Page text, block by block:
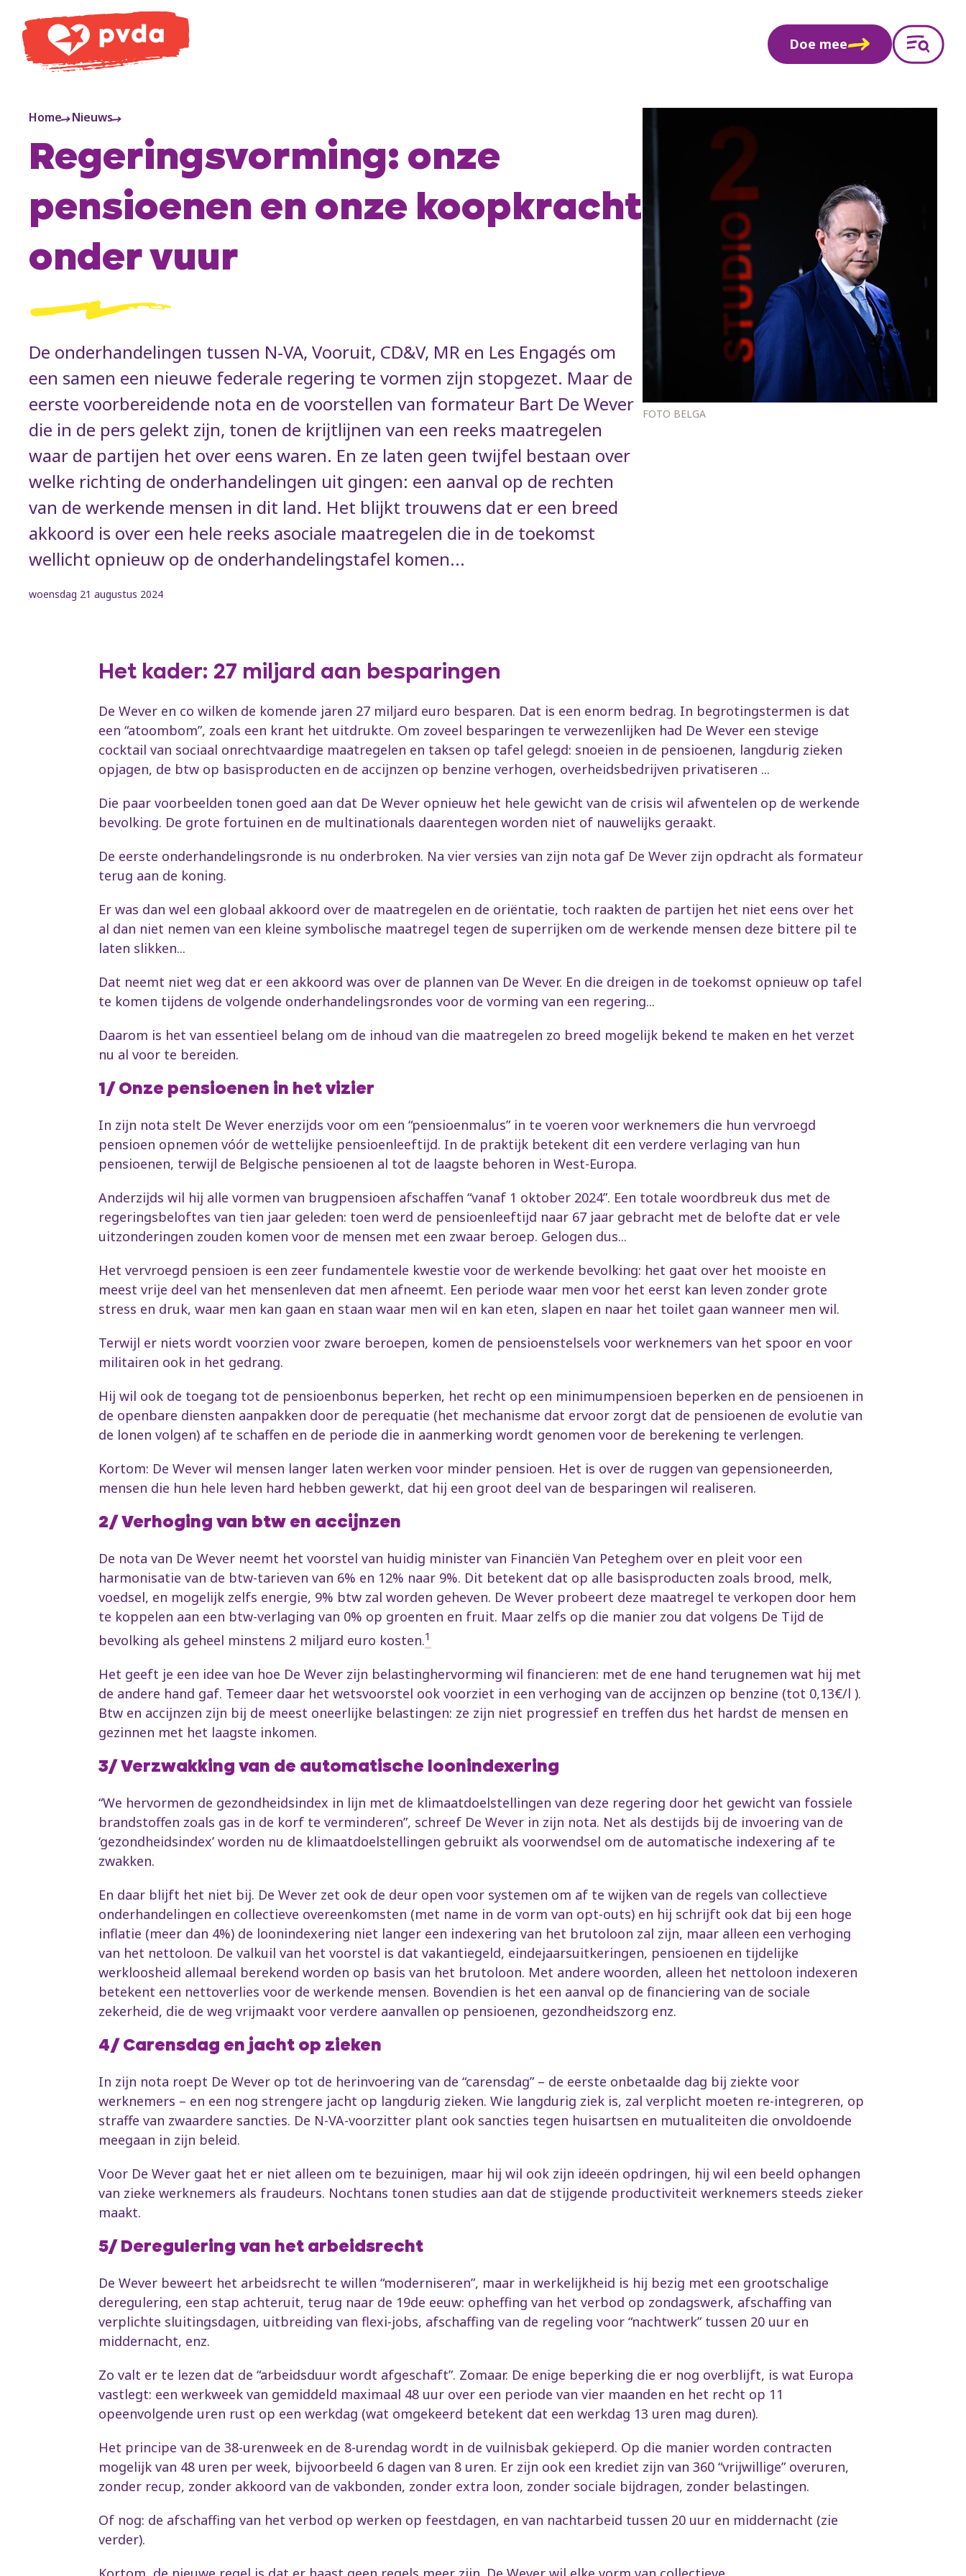
Doe mee
Home Nieuws
Regeringsvorming: onze
pensioenen en onze koopkracht
onder vuur
De onderhandelingen tussen N-VA, Vooruit, CD&V, MR en Les Engagés om
een samen een nieuwe federale regering te vormen zijn stopgezet. Maar de
eerste voorbereidende nota en de voorstellen van formateur Bart De Wever
die in de pers gelekt zijn, tonen de krijtlijnen van een reeks maatregelen
waar de partijen het over eens waren. En ze laten geen twijfel bestaan over
welke richting de onderhandelingen uit gingen: een aanval op de rechten
van de werkende mensen in dit land. Het blijkt trouwens dat er een breed
akkoord is over een hele reeks asociale maatregelen die in de toekomst
wellicht opnieuw op de onderhandelingstafel komen...
woensdag 21 augustus 2024
FOTO BELGA
Het kader: 27 miljard aan besparingen
De Wever en co wilken de komende jaren 27 miljard euro besparen. Dat is een enorm bedrag. In begrotingstermen is dat
een “atoombom”, zoals een krant het uitdrukte. Om zoveel besparingen te verwezenlijken had De Wever een stevige
cocktail van sociaal onrechtvaardige maatregelen en taksen op tafel gelegd: snoeien in de pensioenen, langdurig zieken
opjagen, de btw op basisproducten en de accijnzen op benzine verhogen, overheidsbedrijven privatiseren ...
Die paar voorbeelden tonen goed aan dat De Wever opnieuw het hele gewicht van de crisis wil afwentelen op de werkende
bevolking. De grote fortuinen en de multinationals daarentegen worden niet of nauwelijks geraakt.
De eerste onderhandelingsronde is nu onderbroken. Na vier versies van zijn nota gaf De Wever zijn opdracht als formateur
terug aan de koning.
Er was dan wel een globaal akkoord over de maatregelen en de oriëntatie, toch raakten de partijen het niet eens over het
al dan niet nemen van een kleine symbolische maatregel tegen de superrijken om de werkende mensen deze bittere pil te
laten slikken...
Dat neemt niet weg dat er een akkoord was over de plannen van De Wever. En die dreigen in de toekomst opnieuw op tafel
te komen tijdens de volgende onderhandelingsrondes voor de vorming van een regering...
Daarom is het van essentieel belang om de inhoud van die maatregelen zo breed mogelijk bekend te maken en het verzet
nu al voor te bereiden.
1/ Onze pensioenen in het vizier
In zijn nota stelt De Wever enerzijds voor om een “pensioenmalus” in te voeren voor werknemers die hun vervroegd
pensioen opnemen vóór de wettelijke pensioenleeftijd. In de praktijk betekent dit een verdere verlaging van hun
pensioenen, terwijl de Belgische pensioenen al tot de laagste behoren in West-Europa.
Anderzijds wil hij alle vormen van brugpensioen afschaffen “vanaf 1 oktober 2024”. Een totale woordbreuk dus met de
regeringsbeloftes van tien jaar geleden: toen werd de pensioenleeftijd naar 67 jaar gebracht met de belofte dat er vele
uitzonderingen zouden komen voor de mensen met een zwaar beroep. Gelogen dus...
Het vervroegd pensioen is een zeer fundamentele kwestie voor de werkende bevolking: het gaat over het mooiste en
meest vrije deel van het mensenleven dat men afneemt. Een periode waar men voor het eerst kan leven zonder grote
stress en druk, waar men kan gaan en staan waar men wil en kan eten, slapen en naar het toilet gaan wanneer men wil.
Terwijl er niets wordt voorzien voor zware beroepen, komen de pensioenstelsels voor werknemers van het spoor en voor
militairen ook in het gedrang.
Hij wil ook de toegang tot de pensioenbonus beperken, het recht op een minimumpensioen beperken en de pensioenen in
de openbare diensten aanpakken door de perequatie (het mechanisme dat ervoor zorgt dat de pensioenen de evolutie van
de lonen volgen) af te schaffen en de periode die in aanmerking wordt genomen voor de berekening te verlengen.
Kortom: De Wever wil mensen langer laten werken voor minder pensioen. Het is over de ruggen van gepensioneerden,
mensen die hun hele leven hard hebben gewerkt, dat hij een groot deel van de besparingen wil realiseren.
2/ Verhoging van btw en accijnzen
De nota van De Wever neemt het voorstel van huidig minister van Financiën Van Peteghem over en pleit voor een
harmonisatie van de btw-tarieven van 6% en 12% naar 9%. Dit betekent dat op alle basisproducten zoals brood, melk,
voedsel, en mogelijk zelfs energie, 9% btw zal worden geheven. De Wever probeert deze maatregel te verkopen door hem
te koppelen aan een btw-verlaging van 0% op groenten en fruit. Maar zelfs op die manier zou dat volgens De Tijd de
bevolking als geheel minstens 2 miljard euro kosten.1
Het geeft je een idee van hoe De Wever zijn belastinghervorming wil financieren: met de ene hand terugnemen wat hij met
de andere hand gaf. Temeer daar het wetsvoorstel ook voorziet in een verhoging van de accijnzen op benzine (tot 0,13€/l ).
Btw en accijnzen zijn bij de meest oneerlijke belastingen: ze zijn niet progressief en treffen dus het hardst de mensen en
gezinnen met het laagste inkomen.
3/ Verzwakking van de automatische loonindexering
“We hervormen de gezondheidsindex in lijn met de klimaatdoelstellingen van deze regering door het gewicht van fossiele
brandstoffen zoals gas in de korf te verminderen”, schreef De Wever in zijn nota. Net als destijds bij de invoering van de
‘gezondheidsindex’ worden nu de klimaatdoelstellingen gebruikt als voorwendsel om de automatische indexering af te
zwakken.
En daar blijft het niet bij. De Wever zet ook de deur open voor systemen om af te wijken van de regels van collectieve
onderhandelingen en collectieve overeenkomsten (met name in de vorm van opt-outs) en hij schrijft ook dat bij een hoge
inflatie (meer dan 4%) de loonindexering niet langer een indexering van het brutoloon zal zijn, maar alleen een verhoging
van het nettoloon. De valkuil van het voorstel is dat vakantiegeld, eindejaarsuitkeringen, pensioenen en tijdelijke
werkloosheid allemaal berekend worden op basis van het brutoloon. Met andere woorden, alleen het nettoloon indexeren
betekent een nettoverlies voor de werkende mensen. Bovendien is het een aanval op de financiering van de sociale
zekerheid, die de weg vrijmaakt voor verdere aanvallen op pensioenen, gezondheidszorg enz.
4/ Carensdag en jacht op zieken
In zijn nota roept De Wever op tot de herinvoering van de “carensdag” – de eerste onbetaalde dag bij ziekte voor
werknemers – en een nog strengere jacht op langdurig zieken. Wie langdurig ziek is, zal verplicht moeten re-integreren, op
straffe van zwaardere sancties. De N-VA-voorzitter plant ook sancties tegen huisartsen en mutualiteiten die onvoldoende
meegaan in zijn beleid.
Voor De Wever gaat het er niet alleen om te bezuinigen, maar hij wil ook zijn ideeën opdringen, hij wil een beeld ophangen
van zieke werknemers als fraudeurs. Nochtans tonen studies aan dat de stijgende productiviteit werknemers steeds zieker
maakt.
5/ Deregulering van het arbeidsrecht
De Wever beweert het arbeidsrecht te willen “moderniseren”, maar in werkelijkheid is hij bezig met een grootschalige
deregulering, een stap achteruit, terug naar de 19de eeuw: opheffing van het verbod op zondagswerk, afschaffing van
verplichte sluitingsdagen, uitbreiding van flexi-jobs, afschaffing van de regeling voor “nachtwerk” tussen 20 uur en
middernacht, enz.
Zo valt er te lezen dat de “arbeidsduur wordt afgeschaft”. Zomaar. De enige beperking die er nog overblijft, is wat Europa
vastlegt: een werkweek van gemiddeld maximaal 48 uur over een periode van vier maanden en het recht op 11
opeenvolgende uren rust op een werkdag (wat omgekeerd betekent dat een werkdag 13 uren mag duren).
Het principe van de 38-urenweek en de 8-urendag wordt in de vuilnisbak gekieperd. Op die manier worden contracten
mogelijk van 48 uren per week, bijvoorbeeld 6 dagen van 8 uren. Er zijn ook een krediet zijn van 360 “vrijwillige” overuren,
zonder recup, zonder akkoord van de vakbonden, zonder extra loon, zonder sociale bijdragen, zonder belastingen.
Of nog: de afschaffing van het verbod op werken op feestdagen, en van nachtarbeid tussen 20 uur en middernacht (zie
verder).